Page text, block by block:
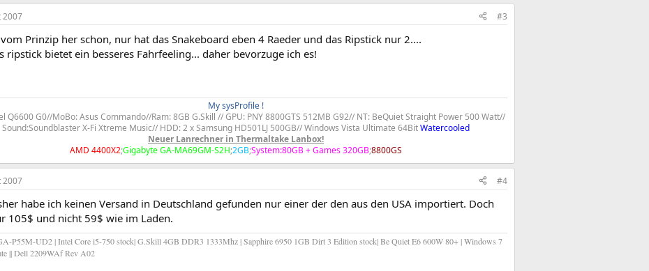
2007 #3
vom Prinzip her schon, nur hat das Snakeboard eben 4 Raeder und das Ripstick nur 2....
ripstick bietet ein besseres Fahrfeeling... daher bevorzuge ich es!
My sysProfile !​
Q6600 G0//MoBo: Asus Commando//Ram: 8GB G.Skill // GPU: PNY 8800GTS 512MB G92// NT: BeQuiet Straight Power 500 Watt//
Sound:Soundblaster X-Fi Xtreme Music// HDD: 2 x Samsung HD501LJ 500GB// Windows Vista Ultimate 64BitWatercooled
Neuer Lanrechner in Thermaltake Lanbox!
AMD 4400X2;Gigabyte GA-MA69GM-S2H;2GB;System:80GB + Games 320GB;8800GS
2007 #4
habe ich keinen Versand in Deutschland gefunden nur einer der den aus den USA importiert. Doch
105$ und nicht 59$ wie im Laden.
P55M-UD2 | Intel Core i5-750 stock| G.Skill 4GB DDR3 1333Mhz | Sapphire 6950 1GB Dirt 3 Edition stock| Be Quiet E6 600W 80+ | Windows 7
|| Dell 2209WAf Rev A02